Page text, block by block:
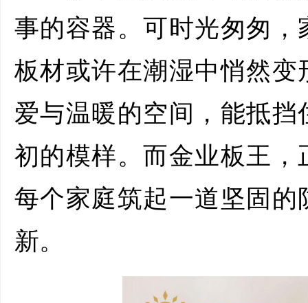
事的容器。可时光匆匆
板材或许在潮湿中悄然
爱与温暖的空间，能抵
初的模样。而金业板王
每个家庭筑起一道坚固
新。